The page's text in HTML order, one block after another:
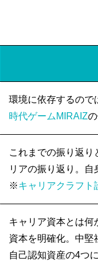
環境に依存するので
時代ゲームMIRAIZ
これまでの振り返
リアの振り返り。自
※キャリアクラフト
キャリア資本とは何
資本を明確化。中堅
自己認知資産の4つ